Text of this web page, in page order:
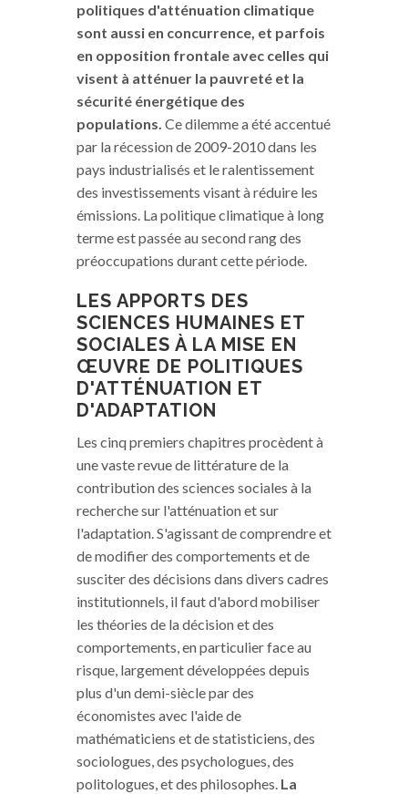
politiques d'atténuation climatique
sont aussi en concurrence, et parfois
en opposition frontale avec celles qui
visent à atténuer la pauvreté et la
sécurité énergétique des
populations. Ce dilemme a été accentué
par la récession de 2009-2010 dans les
pays industrialisés et le ralentissement
des investissements visant à réduire les
émissions. La politique climatique à long
terme est passée au second rang des
préoccupations durant cette période.
LES APPORTS DES
SCIENCES HUMAINES ET
SOCIALES À LA MISE EN
ŒUVRE DE POLITIQUES
D'ATTÉNUATION ET
D'ADAPTATION
Les cinq premiers chapitres procèdent à
une vaste revue de littérature de la
contribution des sciences sociales à la
recherche sur l'atténuation et sur
l'adaptation. S'agissant de comprendre et
de modifier des comportements et de
susciter des décisions dans divers cadres
institutionnels, il faut d'abord mobiliser
les théories de la décision et des
comportements, en particulier face au
risque, largement développées depuis
plus d'un demi-siècle par des
économistes avec l'aide de
mathématiciens et de statisticiens, des
sociologues, des psychologues, des
politologues, et des philosophes. La